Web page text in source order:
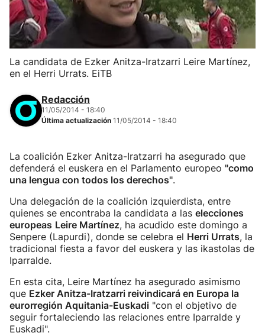
La candidata de Ezker Anitza-Iratzarri Leire Martínez,
en el Herri Urrats. EiTB
Redacción
11/05/2014 - 18:40
Última actualización 11/05/2014 - 18:40
La coalición Ezker Anitza-Iratzarri ha asegurado que
defenderá el euskera en el Parlamento europeo "como
una lengua con todos los derechos".
Una delegación de la coalición izquierdista, entre
quienes se encontraba la candidata a las elecciones
europeas Leire Martínez, ha acudido este domingo a
Senpere (Lapurdi), donde se celebra el Herri Urrats, la
tradicional fiesta a favor del euskera y las ikastolas de
Iparralde.
En esta cita, Leire Martínez ha asegurado asimismo
que Ezker Anitza-Iratzarri reivindicará en Europa la
eurorregión Aquitania-Euskadi "con el objetivo de
seguir fortaleciendo las relaciones entre Iparralde y
Euskadi".